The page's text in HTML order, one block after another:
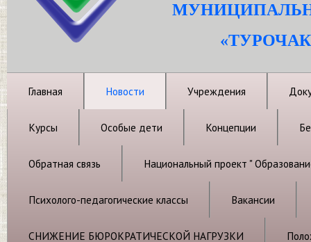
Главная Новости Учреждения
Курсы Особые дети Концепции
Обратная связь Национальный проект "
Психолого-педагогические классы Вакансии
СНИЖЕНИЕ БЮРОКРАТИЧЕСКОЙ НАГРУЗКИ